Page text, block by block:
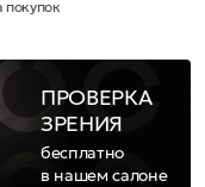
покупок
ПРОВЕРКА
ЗРЕНИЯ
бесплатно
в нашем салоне